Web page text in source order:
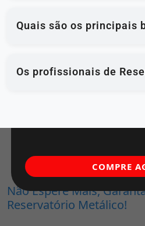
Quais são os principais
Os profissionais de
Não Espere Mais,
Reservatório Metálico!
COMPRE